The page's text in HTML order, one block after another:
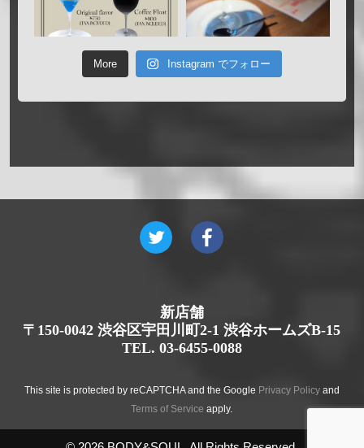
More Instagram でフォロー
新店舗
〒150-0042 渋谷区宇田川町2-1 渋谷ホームズB-15
TEL. 03-6455-0088
This site is protected by reCAPTCHA and the Google Privacy Policyand
Terms of Service apply.